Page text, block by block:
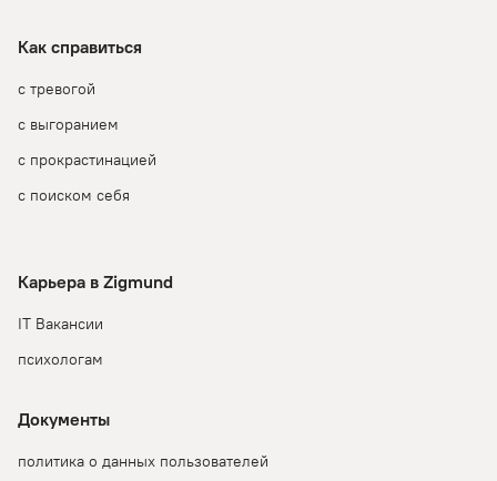
Как справиться
с тревогой
с выгоранием
с прокрастинацией
с поиском себя
Карьера в Zigmund
IT Вакансии
психологам
Документы
политика о данных пользователей